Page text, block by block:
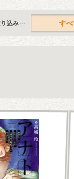
すべて